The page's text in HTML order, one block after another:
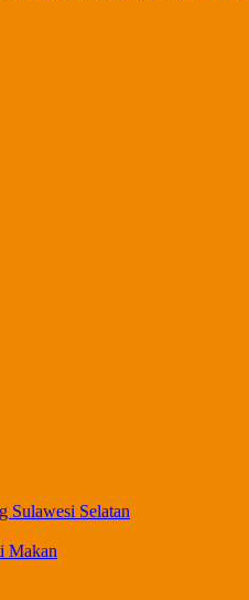
Sulawesi Selatan
Makan